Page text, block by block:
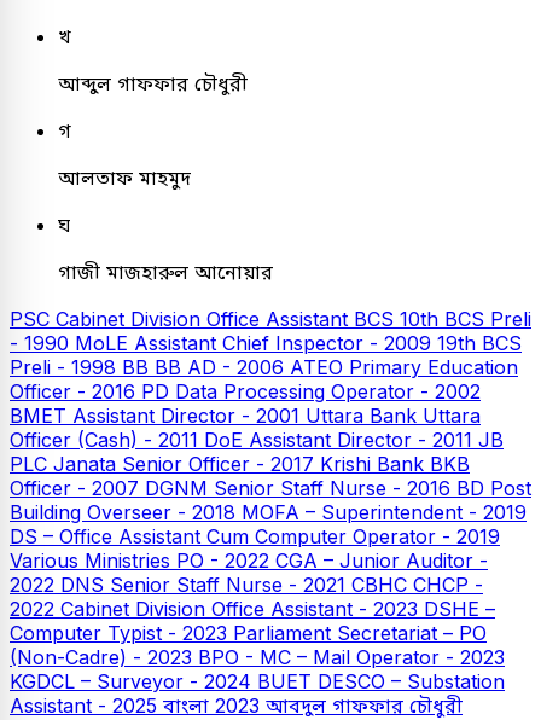
খ
আব্দুল গাফফার চৌধুরী
গ
আলতাফ মাহমুদ
ঘ
গাজী মাজহারুল আনোয়ার
PSC Cabinet Division Office Assistant BCS 10th BCS Preli
- 1990 MoLE Assistant Chief Inspector - 2009 19th BCS
Preli - 1998 BB BB AD - 2006 ATEO Primary Education
Officer - 2016 PD Data Processing Operator - 2002
BMET Assistant Director - 2001 Uttara Bank Uttara
Officer (Cash) - 2011 DoE Assistant Director - 2011 JB
PLC Janata Senior Officer - 2017 Krishi Bank BKB
Officer - 2007 DGNM Senior Staff Nurse - 2016 BD Post
Building Overseer - 2018 MOFA – Superintendent - 2019
DS – Office Assistant Cum Computer Operator - 2019
Various Ministries PO - 2022 CGA – Junior Auditor -
2022 DNS Senior Staff Nurse - 2021 CBHC CHCP -
2022 Cabinet Division Office Assistant - 2023 DSHE –
Computer Typist - 2023 Parliament Secretariat – PO
(Non-Cadre) - 2023 BPO - MC – Mail Operator - 2023
KGDCL – Surveyor - 2024 BUET DESCO – Substation
Assistant - 2025 বাংলা 2023 আবদুল গাফফার চৌধুরী